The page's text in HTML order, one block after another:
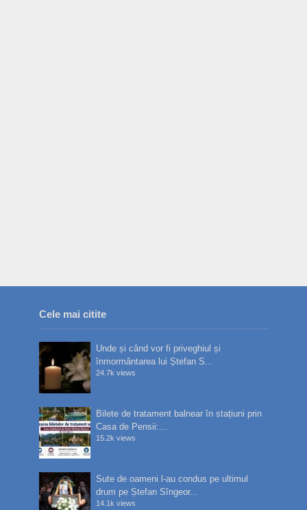
Cele mai citite
Unde și când vor fi priveghiul și
înmormântarea lui Ștefan S...
24.7k views
Bilete de tratament balnear în stațiuni prin
Casa de Pensii:...
15.2k views
Sute de oameni l-au condus pe ultimul
drum pe Ștefan Sîngeor...
14.1k views